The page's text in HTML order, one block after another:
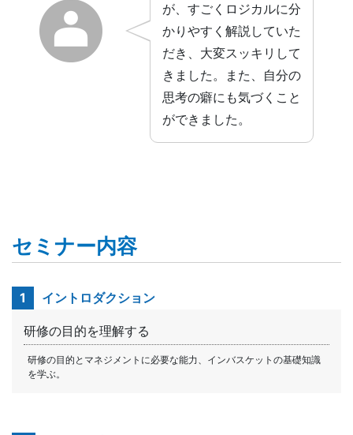
が、すごくロジカルに分
かりやすく解説していた
だき、大変スッキリして
きました。また、自分の
思考の癖にも気づくこと
ができました。
セミナー内容
1 イントロダクション
研修の目的を理解する
研修の目的とマネジメントに必要な能力、インバスケットの基礎知識
を学ぶ。